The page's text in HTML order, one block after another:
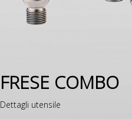
FRESE COMBO
Dettagli utensile